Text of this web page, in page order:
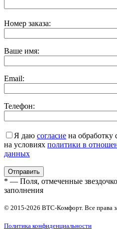
Номер заказа:
Ваше имя:
Email:
Телефон:
Я даю согласие на
на условиях политики в
данных
* — Поля, отмеченные
заполнения
© 2015-2026 ВТС-Комфорт. Все права
Политика конфиденциальности